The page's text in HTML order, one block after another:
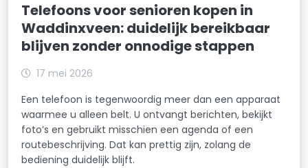
Telefoons voor senioren kopen in
Waddinxveen: duidelijk bereikbaar
blijven zonder onnodige stappen
17 mei 2026
Een telefoon is tegenwoordig meer dan een apparaat
waarmee u alleen belt. U ontvangt berichten, bekijkt
foto’s en gebruikt misschien een agenda of een
routebeschrijving. Dat kan prettig zijn, zolang de
bediening duidelijk blijft.